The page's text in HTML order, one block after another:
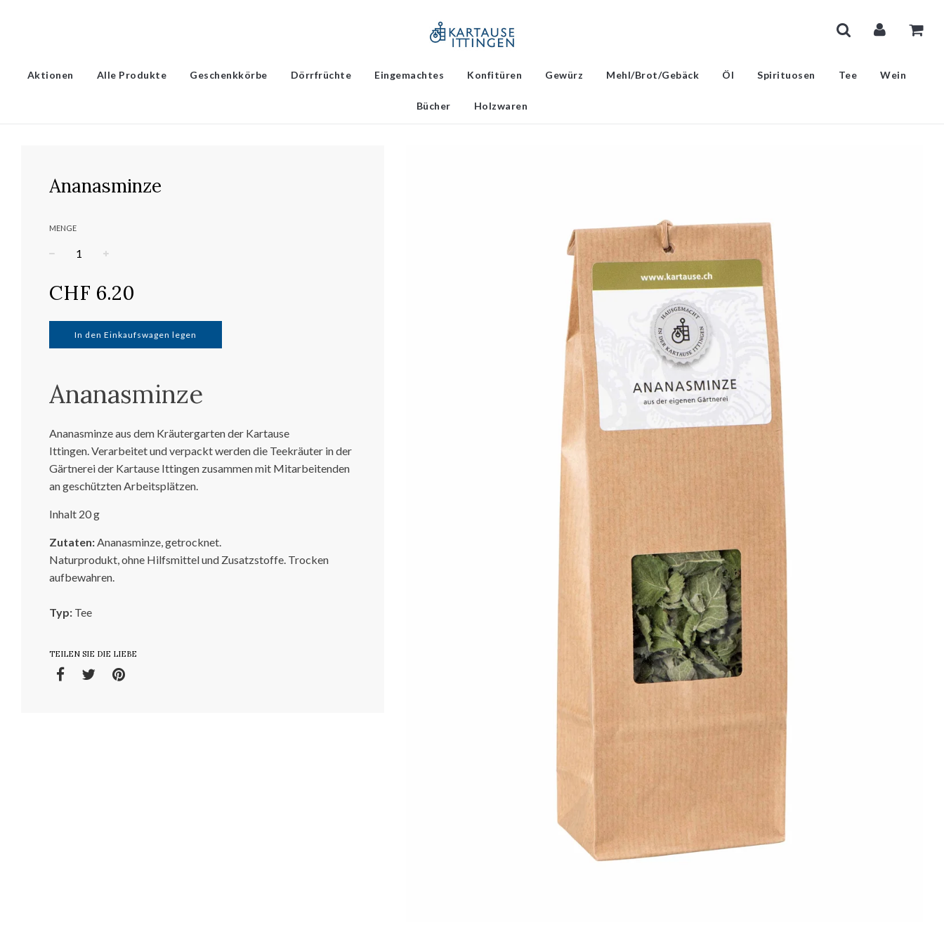
Aktionen Alle Produkte Geschenkkörbe Dörrfrüchte Eingemachtes Konfitüren Gewürz Mehl/Brot/Gebäck Öl Spirituosen Tee Wein
Bücher Holzwaren
Ananasminze
MENGE
Normaler
Preis
CHF 6.20
In den Einkaufswagen legen
Ananasminze
Ananasminze aus dem Kräutergarten der Kartause
Ittingen.Verarbeitet und verpackt werden die Teekräuter in der
Gärtnerei der Kartause Ittingen zusammen mit Mitarbeitenden
an geschützten Arbeitsplätzen.
Inhalt 20 g
Zutaten:Ananasminze, getrocknet.
Naturprodukt, ohne Hilfsmittel und Zusatzstoffe. Trocken
aufbewahren.
Typ: Tee
TEILEN SIE DIE LIEBE